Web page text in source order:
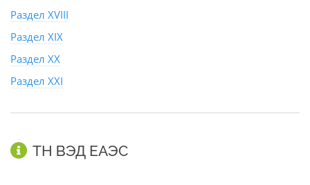
Раздел XVIII
Раздел XIX
Раздел XX
Раздел XXI
ТН ВЭД ЕАЭС